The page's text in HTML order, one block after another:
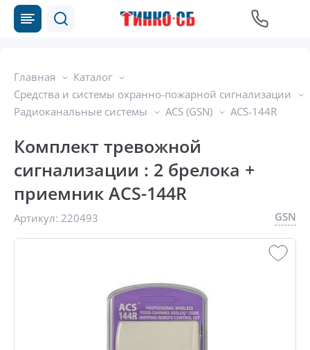
Главная
Каталог
Средства и системы охранно-пожарной сигнализации
Радиоканальные системы
ACS (GSN) ACS-144R
Комплект тревожной
сигнализации : 2 брелока +
приемник ACS-144R
Артикул: 220493 GSN